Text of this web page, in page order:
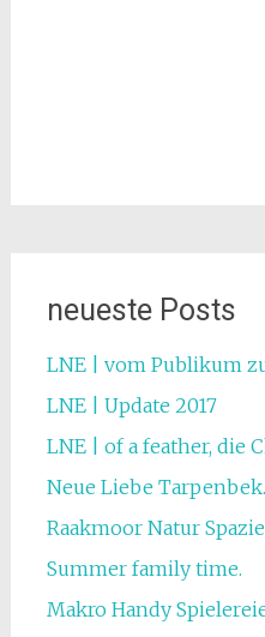
neueste Posts
LNE | vom Publikum
LNE | Update 2017
LNE | of a feather, die
Neue Liebe Tarpenbek.
Raakmoor Natur
Summer family time.
Makro Handy